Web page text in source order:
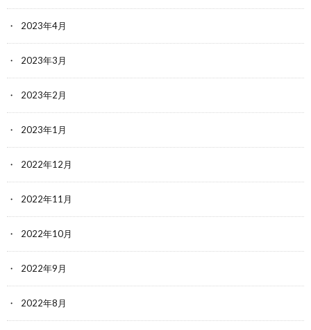
2023年4月
2023年3月
2023年2月
2023年1月
2022年12月
2022年11月
2022年10月
2022年9月
2022年8月